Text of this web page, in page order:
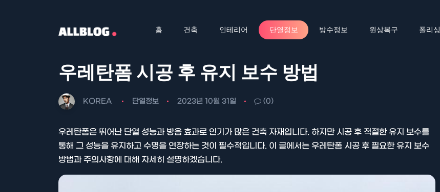
홈 건축 인테리어 단열정보 방수정보 원상복구 폴리싱
우레탄폼 시공 후 유지 보수 방법
KOREA 단열정보 2023년 10월 31일 (0)
우레탄폼은 뛰어난 단열 성능과 방음 효과로 인기가 많은 건축 자재입니다. 하지만 시공 후 적절한 유지 보수를
통해 그 성능을 유지하고 수명을 연장하는 것이 필수적입니다. 이 글에서는 우레탄폼 시공 후 필요한 유지 보수
방법과 주의사항에 대해 자세히 설명하겠습니다.